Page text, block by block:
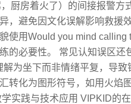
厨房着火了）的间接报警
，避免因文化误解影响救援
使用Would you mind
的必要性。 常见认知误区
解为坐下而非情绪平复，导
转化为图形符号，如用火焰
实践与技术应用 VIPKID的